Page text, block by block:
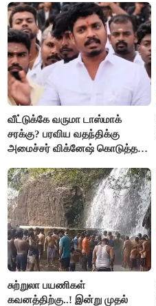
வீட்டுக்கே வருமா டாஸ்மாக்
சரக்கு? பரவிய வதந்திக்கு
அமைச்சர் விக்னேஷ் கொடுத்த
சுற்றுலா பயணிகள்
கவனத்திற்கு..! இன்று முதல்